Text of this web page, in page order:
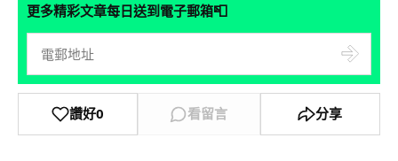
更多精彩文章每日送到電子郵箱📮
讚好0 看留言 分享